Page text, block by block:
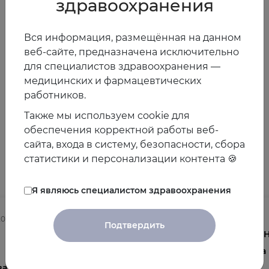
Новость подготовлена Ксенией Бенимецкой.
28.10.2019
Предыдущая
новость
Другие новости
03.08.2026
Осведомленность врачей о
V
здравоохранения
Вся информация, размещённая на данном
веб-сайте, предназначена исключительно
для специалистов здравоохранения —
медицинских и фармацевтических
работников.
Также мы используем cookie для
обеспечения корректной работы веб-
сайта, входа в систему, безопасности, сбора
статистики и персонализации контента 🍪
Я являюсь специалистом здравоохранения
Подтвердить